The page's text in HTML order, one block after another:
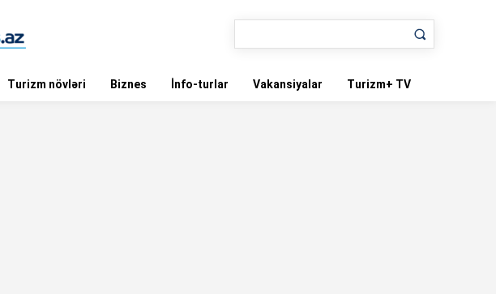
Turizm növləri Biznes İnfo-turlar Vakansiyalar Turizm+ TV